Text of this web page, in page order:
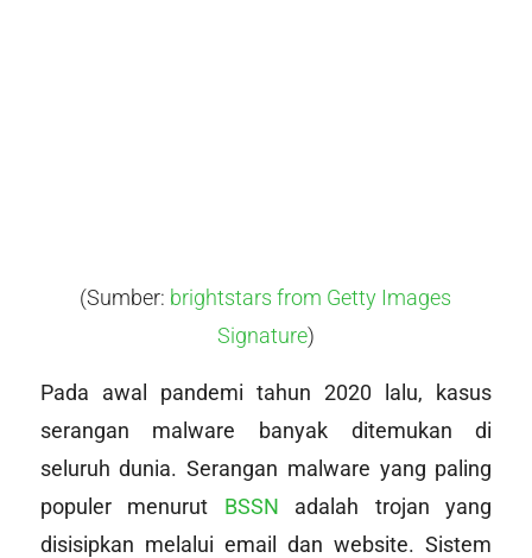
(Sumber: brightstars from Getty Images
Signature)
Pada awal pandemi tahun 2020 lalu, kasus
serangan malware banyak ditemukan di
seluruh dunia. Serangan malware yang paling
populer menurut BSSN adalah trojan yang
disisipkan melalui email dan website. Sistem